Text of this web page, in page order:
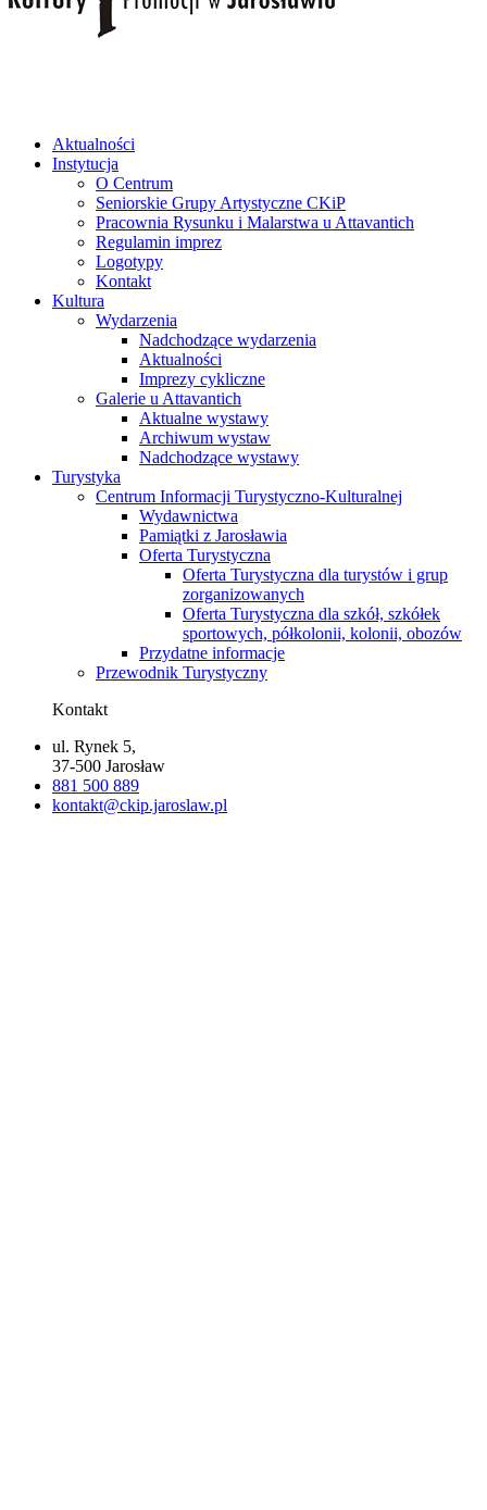
Aktualności
Instytucja
O Centrum
Seniorskie Grupy Artystyczne CKiP
Pracownia Rysunku i Malarstwa u Attavantich
Regulamin imprez
Logotypy
Kontakt
Kultura
Wydarzenia
Nadchodzące wydarzenia
Aktualności
Imprezy cykliczne
Galerie u Attavantich
Aktualne wystawy
Archiwum wystaw
Nadchodzące wystawy
Turystyka
Centrum Informacji Turystyczno-Kulturalnej
Wydawnictwa
Pamiątki z Jarosławia
Oferta Turystyczna
Oferta Turystyczna dla turystów i grup
zorganizowanych
Oferta Turystyczna dla szkół, szkółek
sportowych, półkolonii, kolonii, obozów
Przydatne informacje
Przewodnik Turystyczny
Kontakt
ul. Rynek 5,
37-500 Jarosław
881 500 889
kontakt@ckip.jaroslaw.pl